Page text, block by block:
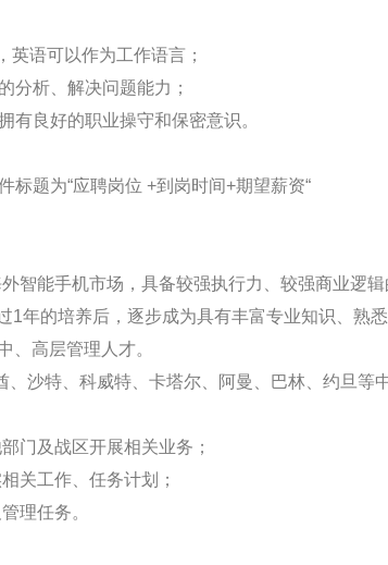
英语可以作为工作语言；
分析、解决问题能力；
有良好的职业操守和保密意识。
标题为“应聘岗位 +到岗时间+期望薪资“
智能手机市场，具备较强执行力、较强商业逻辑
1年的培养后，逐步成为具有丰富专业知识、熟
、高层管理人才。
沙特、科威特、卡塔尔、阿曼、巴林、约旦等
门及战区开展相关业务；
关工作、任务计划；
理任务。